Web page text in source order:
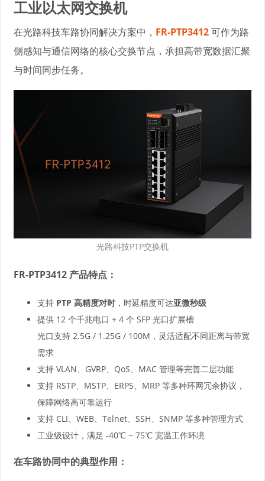
工业以太网交换机
在光路科技车路协同解决方案中， FR-PTP3412可作为路
侧感知与通信网络的核心交换节点，承担高带宽数据汇聚
与时间同步任务。
光路科技PTP交换机
FR-PTP3412 产品特点：
支持 PTP 高精度对时 ，时延精度可达亚微秒级
提供 12 个千兆电口 + 4 个 SFP 光口扩展槽
光口支持 2.5G / 1.25G / 100M，灵活适配不同距离与带宽
需求
支持 VLAN、GVRP、QoS、MAC 管理等完善二层功能
支持 RSTP、MSTP、ERPS、MRP 等多种环网冗余协议，
保障网络高可靠运行
支持 CLI、WEB、Telnet、SSH、SNMP 等多种管理方式
工业级设计，满足 -40℃ ~ 75℃ 宽温工作环境
在车路协同中的典型作用：